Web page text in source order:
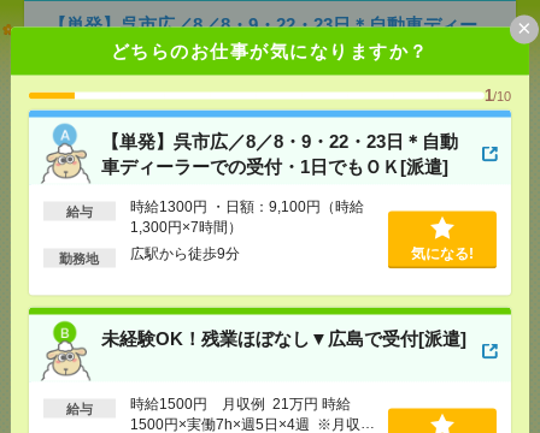
どちらのお仕事が気になりますか？
1/10
【単発】呉市広／8／8・9・22・23日＊自動
車ディーラーでの受付・1日でもＯＫ[派遣]
給与
時給1300円 ・日額：9,100円（時給
1,300円×7時間）
勤務地 広駅から徒歩9分 気になる!
未経験OK！残業ほぼなし▼広島で受付[派遣]
給与
時給1500円 月収例 21万円 時給
1500円×実働7h×週5日×4週 ※月収例
×
【単発】呉市広／8／8・9・22・23日＊自動車ディー
ラーでの受付・1日でもＯＫ[派遣]
[給 与]時給1300円 ・日額：9,100円（時給1,300
円×7時間）
[交通費]
・自転車通勤可 ・車通勤可(駐車場無料)
[勤務地]
広駅から徒歩9分
気になる！
未経験OK！残業ほぼなし▼広島で受付[派遣]
[給 与] 時給1500円 月収例 21万円 時給1500円×
りません。※給与即受取りサービス利用可（利用条
件有）
[交通費]
1ヶ月3万円を上限として実費支給
[月収例]20～25万円
[勤務地]広島駅から徒歩5分
気になる！